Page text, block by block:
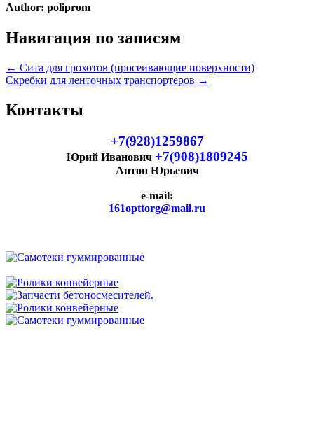
Author: poliprom
Навигация по записям
← Сита для грохотов (просеивающие поверхности)
Скребки для ленточных транспортеров →
Контакты
+7(928)1259867
Юрий Иванович +7(908)1809245
Антон Юрьевич
e-mail:
161opttorg@mail.ru